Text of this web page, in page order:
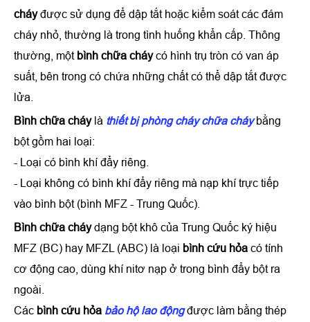
cháyđược sử dụng để dập tắt hoặc kiểm soát các đám
cháy nhỏ, thường là trong tình huống khẩn cấp. Thông
thường, một bình chữa cháycó hình trụ tròn có van áp
suất, bên trong có chứa những chất có thể dập tắt được
lửa.
Bình chữa cháylà thiết bị phòng cháy chữa cháybằng
bột gồm hai loại:
- Loại có bình khí đẩy riêng.
- Loại không có bình khí đẩy riêng mà nạp khí trực tiếp
vào bình bột (bình MFZ - Trung Quốc).
Bình chữa cháydạng bột khô của Trung Quốc ký hiệu
MFZ (BC) hay MFZL (ABC) là loại bình cứu hỏa có tính
cơ động cao, dùng khí nitơ nạp ở trong bình đẩy bột ra
ngoài.
Các bình cứu hỏa bảo hộ lao độngđược làm bằng thép